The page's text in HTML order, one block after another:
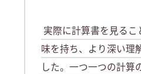
実際に計算書を見る
味を持ち、より深い理
した。一つ一つの計算